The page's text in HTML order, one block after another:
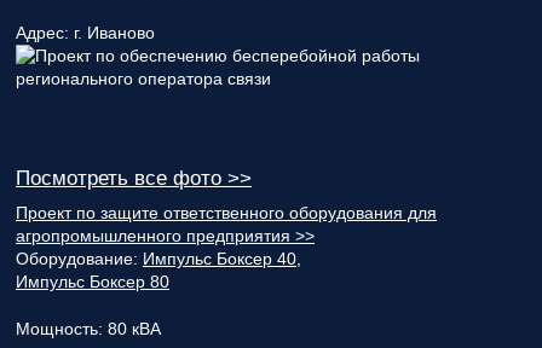
Адрес: г. Иваново
Посмотреть все фото >>
Проект по защите ответственного оборудования для
агропромышленного предприятия >>
Оборудование: Импульс Боксер 40
Импульс Боксер 80
Мощность: 80 кВА